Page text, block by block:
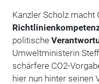
Kanzler Scholz macht
politische
Umweltministerin
schärfere CO2-
hier nun hinter seinen